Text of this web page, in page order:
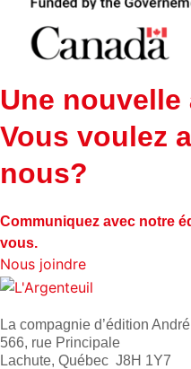
Une nouvelle
Vous voulez
nous?
Communiquez avec notre
vous.
Nous joindre
La compagnie d’édition
566, rue Principale
Lachute, Québec J8H 1Y7